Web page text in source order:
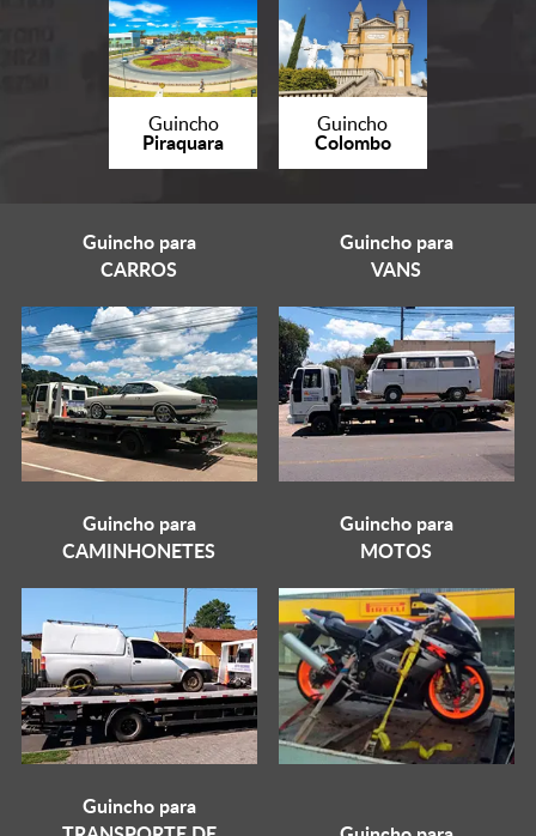
Guincho
Piraquara
Guincho
Colombo
Guincho para
CARROS
Guincho para
VANS
Guincho para
CAMINHONETES
Guincho para
MOTOS
Guincho para